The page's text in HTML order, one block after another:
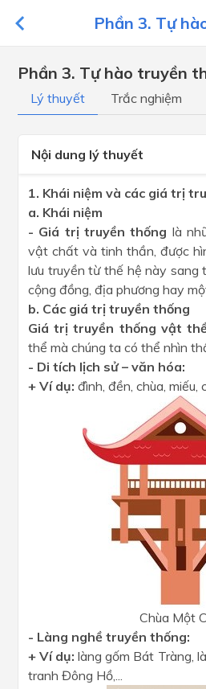
Phần 3. Tự
Phần 3. Tự hào truyền
Lý thuyết Trắc nghiệm
Nội dung lý thuyết
1. Khái niệm và các giá trị
a. Khái niệm
- Giá trị truyền thống là
vật chất và tinh thần, được
lưu truyền từ thế hệ này sang
cộng đồng, địa phương hay
b. Các giá trị truyền thống
Giá trị truyền thống vật
thể mà chúng ta có thể nhìn
- Di tích lịch sử – văn hóa:
+ Ví dụ: đình, đền, chùa, miếu,
Chùa Một
- Làng nghề truyền thống:
+ Ví dụ: làng gốm Bát Tràng,
tranh Đông Hồ,...